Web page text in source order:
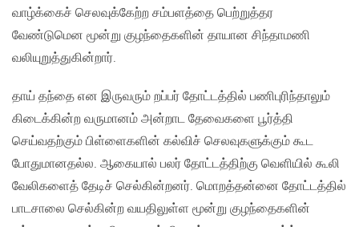
வாழ்க்கைச் செலவுக்கேற்ற சம்பளத்தை பெற்றுத்தர
வேண்டுமென மூன்று குழந்தைகளின் தாயான சிந்தாமணி
வலியுறுத்துகின்றார்.
தாய் தந்தை என இருவரும் றப்பர் தோட்டத்தில் பணிபுரிந்தாலும்
கிடைக்கின்ற வருமானம் அன்றாட தேவைகளை பூர்த்தி
செய்வதற்கும் பிள்ளைகளின் கல்விச் செலவுகளுக்கும் கூட
போதுமானதல்ல. ஆகையால் பலர் தோட்டத்திற்கு வெளியில் கூலி
வேலிகளைத் தேடிச் செல்கின்றனர். மொறத்தன்னை தோட்டத்தில்
பாடசாலை செல்கின்ற வயதிலுள்ள மூன்று குழந்தைகளின்